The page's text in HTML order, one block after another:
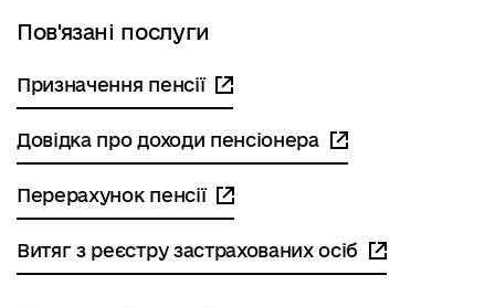
Пов'язані послуги
Призначення пенсії
Довідка про доходи пенсіонера
Перерахунок пенсії
Витяг з реєстру застрахованих осіб